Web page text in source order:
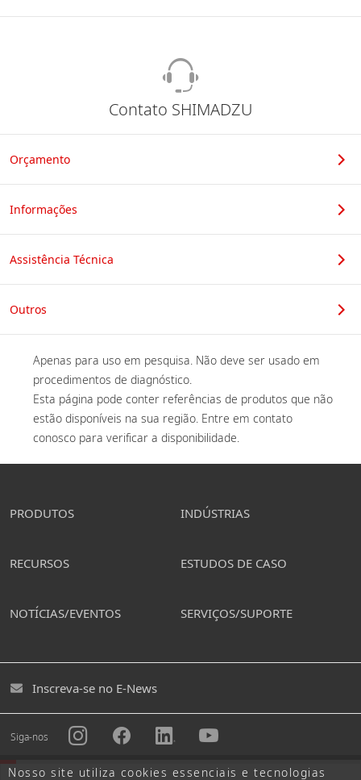
Nosso site utiliza cookies essenciais e tecnologias
Contato SHIMADZU
Orçamento
Informações
Assistência Técnica
Outros
Apenas para uso em pesquisa. Não deve ser usado em
procedimentos de diagnóstico.
Esta página pode conter referências de produtos que não
estão disponíveis na sua região. Entre em contato
conosco para verificar a disponibilidade.
PRODUTOS INDÚSTRIAS
RECURSOS ESTUDOS DE CASO
NOTÍCIAS/EVENTOS SERVIÇOS/SUPORTE
Inscreva-se no E-News
Siga-nos